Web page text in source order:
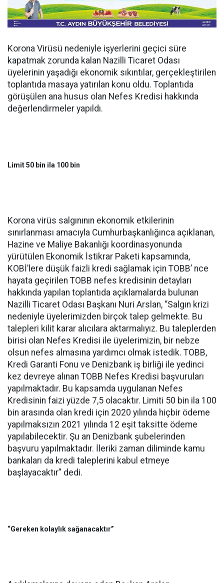
Korona Virüsü nedeniyle işyerlerini geçici süre
kapatmak zorunda kalan Nazilli Ticaret Odası
üyelerinin yaşadığı ekonomik sıkıntılar, gerçekleştirilen
toplantıda masaya yatırılan konu oldu. Toplantıda
görüşülen ana husus olan Nefes Kredisi hakkında
değerlendirmeler yapıldı.
Limit 50 bin ila 100 bin
Korona virüs salgınının ekonomik etkilerinin
sınırlanması amacıyla Cumhurbaşkanlığınca açıklanan,
Hazine ve Maliye Bakanlığı koordinasyonunda
yürütülen Ekonomik İstikrar Paketi kapsamında,
KOBİ’lere düşük faizli kredi sağlamak için TOBB’ nce
hayata geçirilen TOBB nefes kredisinin detayları
hakkında yapılan toplantıda açıklamalarda bulunan
Nazilli Ticaret Odası Başkanı Nuri Arslan, “Salgın krizi
nedeniyle üyelerimizden birçok talep gelmekte. Bu
talepleri kilit karar alıcılara aktarmalıyız. Bu taleplerden
birisi olan Nefes Kredisi ile üyelerimizin, bir nebze
olsun nefes almasına yardımcı olmak istedik. TOBB,
Kredi Garanti Fonu ve Denizbank iş birliği ile yedinci
kez devreye alınan TOBB Nefes Kredisi başvuruları
yapılmaktadır. Bu kapsamda uygulanan Nefes
Kredisinin faizi yüzde 7,5 olacaktır. Limiti 50 bin ila 100
bin arasında olan kredi için 2020 yılında hiçbir ödeme
yapılmaksızın 2021 yılında 12 eşit taksitte ödeme
yapılabilecektir. Şu an Denizbank şubelerinden
başvuru yapılmaktadır. İleriki zaman diliminde kamu
bankaları da kredi taleplerini kabul etmeye
başlayacaktır” dedi.
“Gereken kolaylık sağanacaktır”